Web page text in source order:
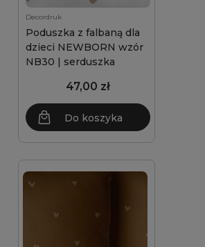
Decordruk
Poduszka z falbaną dla
dzieci NEWBORN wzór
NB30 | serduszka
47,00 zł
Do koszyka